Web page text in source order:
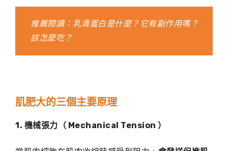
推薦閱讀： 乳清蛋白是什麼？它有副作用嗎？
該怎麼吃？
肌肥大的三個主要原理
1. 機械張力（ Mechanical Tension ）